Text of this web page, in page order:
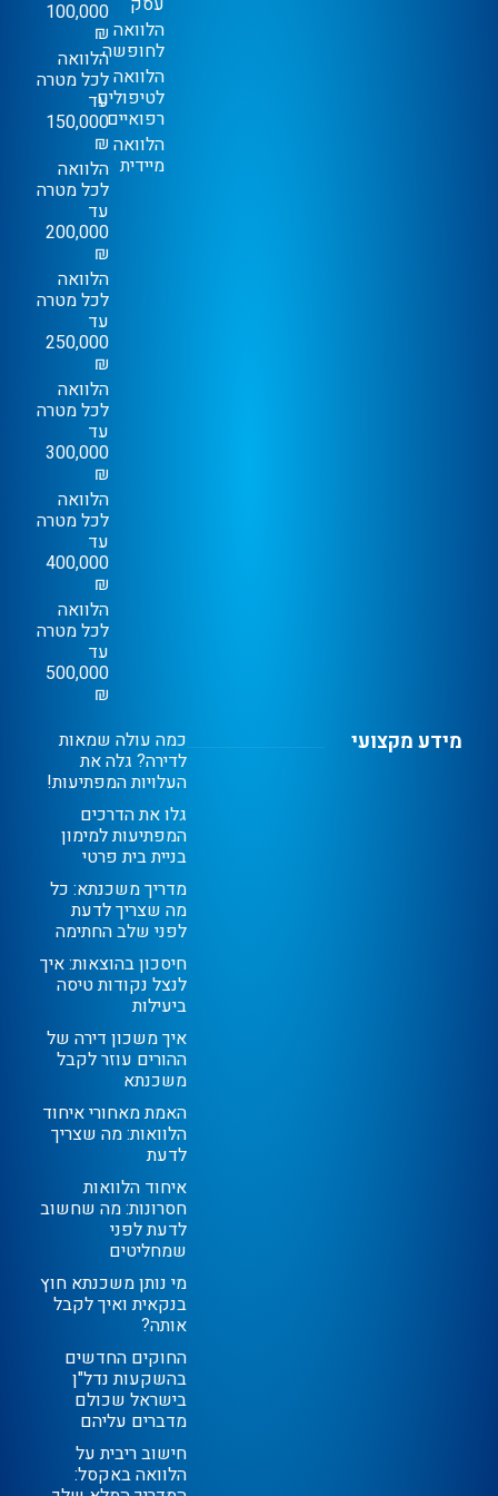
הלוואה
לחופשה
הלוואה
לטיפולים
רפואיים
הלוואה
מיידית
100,000
₪
הלוואה
לכל מטרה
עד
150,000
₪
הלוואה
לכל מטרה
עד
200,000
₪
הלוואה
לכל מטרה
עד
250,000
₪
הלוואה
לכל מטרה
עד
300,000
₪
הלוואה
לכל מטרה
עד
400,000
₪
הלוואה
לכל מטרה
עד
500,000
₪
מידע מקצועי כמה עולה שמאות
לדירה? גלה את
העלויות המפתיעות!
גלו את הדרכים
המפתיעות למימון
בניית בית פרטי
מדריך משכנתא: כל
מה שצריך לדעת
לפני שלב החתימה
חיסכון בהוצאות: איך
לנצל נקודות טיסה
ביעילות
איך משכון דירה של
ההורים עוזר לקבל
משכנתא
האמת מאחורי איחוד
הלוואות: מה שצריך
לדעת
איחוד הלוואות
חסרונות: מה שחשוב
לדעת לפני
שמחליטים
מי נותן משכנתא חוץ
בנקאית ואיך לקבל
אותה?
החוקים החדשים
בהשקעות נדל"ן
בישראל שכולם
מדברים עליהם
חישוב ריבית על
הלוואה באקסל: